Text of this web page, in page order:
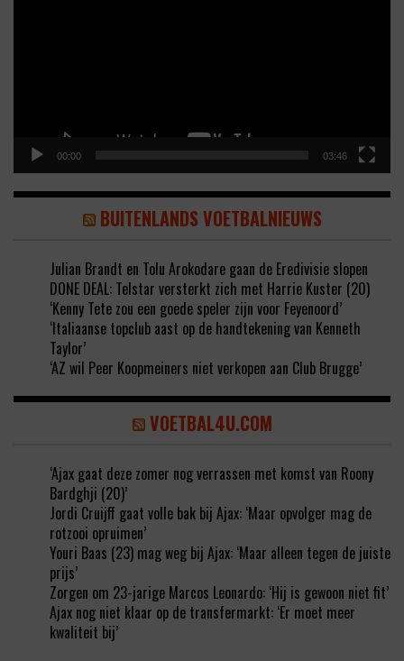
00:00 03:46
BUITENLANDS VOETBALNIEUWS
Julian Brandt en Tolu Arokodare gaan de Eredivisie slopen
DONE DEAL: Telstar versterkt zich met Harrie Kuster (20)
‘Kenny Tete zou een goede speler zijn voor Feyenoord’
‘Italiaanse topclub aast op de handtekening van Kenneth
Taylor’
‘AZ wil Peer Koopmeiners niet verkopen aan Club Brugge’
VOETBAL4U.COM
‘Ajax gaat deze zomer nog verrassen met komst van Roony
Bardghji (20)’
Jordi Cruijff gaat volle bak bij Ajax: ‘Maar opvolger mag de
rotzooi opruimen’
Youri Baas (23) mag weg bij Ajax: ‘Maar alleen tegen de juiste
prijs’
Zorgen om 23-jarige Marcos Leonardo: ‘Hij is gewoon niet fit’
Ajax nog niet klaar op de transfermarkt: ‘Er moet meer
kwaliteit bij’